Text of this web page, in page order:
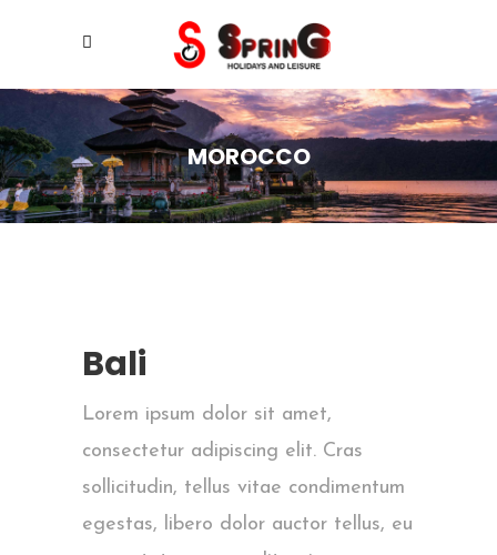
MOROCCO
Bali
Lorem ipsum dolor sit amet,
consectetur adipiscing elit. Cras
sollicitudin, tellus vitae condimentum
egestas, libero dolor auctor tellus, eu